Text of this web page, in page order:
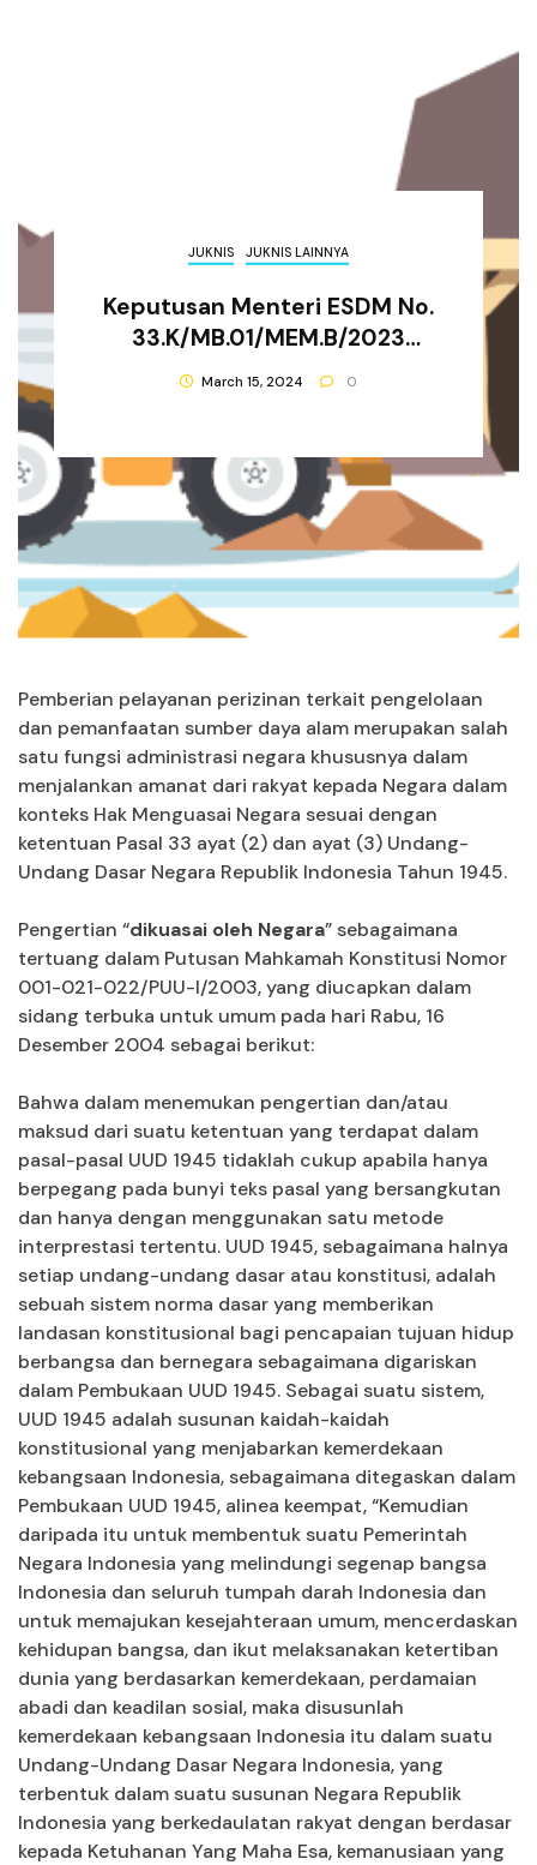
JUKNIS JUKNIS LAINNYA
Keputusan Menteri ESDM No.
33.K/MB.01/MEM.B/2023
Tentang Pelayanan Perizinan
Jenderal Mineral Dan
Batubara
March 15, 2024 0
Pemberian pelayanan perizinan terkait pengelolaan
dan pemanfaatan sumber daya alam merupakan salah
satu fungsi administrasi negara khususnya dalam
menjalankan amanat dari rakyat kepada Negara dalam
konteks Hak Menguasai Negara sesuai dengan
ketentuan Pasal 33 ayat (2) dan ayat (3) Undang-
Undang Dasar Negara Republik Indonesia Tahun 1945.
Pengertian “dikuasai oleh Negara” sebagaimana
tertuang dalam Putusan Mahkamah Konstitusi Nomor
001-021-022/PUU-I/2003, yang diucapkan dalam
sidang terbuka untuk umum pada hari Rabu, 16
Desember 2004 sebagai berikut:
Bahwa dalam menemukan pengertian dan/atau
maksud dari suatu ketentuan yang terdapat dalam
pasal-pasal UUD 1945 tidaklah cukup apabila hanya
berpegang pada bunyi teks pasal yang bersangkutan
dan hanya dengan menggunakan satu metode
interprestasi tertentu. UUD 1945, sebagaimana halnya
setiap undang-undang dasar atau konstitusi, adalah
sebuah sistem norma dasar yang memberikan
landasan konstitusional bagi pencapaian tujuan hidup
berbangsa dan bernegara sebagaimana digariskan
dalam Pembukaan UUD 1945. Sebagai suatu sistem,
UUD 1945 adalah susunan kaidah-kaidah
konstitusional yang menjabarkan kemerdekaan
kebangsaan Indonesia, sebagaimana ditegaskan dalam
Pembukaan UUD 1945, alinea keempat, “Kemudian
daripada itu untuk membentuk suatu Pemerintah
Negara Indonesia yang melindungi segenap bangsa
Indonesia dan seluruh tumpah darah Indonesia dan
untuk memajukan kesejahteraan umum, mencerdaskan
kehidupan bangsa, dan ikut melaksanakan ketertiban
dunia yang berdasarkan kemerdekaan, perdamaian
abadi dan keadilan sosial, maka disusunlah
kemerdekaan kebangsaan Indonesia itu dalam suatu
Undang-Undang Dasar Negara Indonesia, yang
terbentuk dalam suatu susunan Negara Republik
Indonesia yang berkedaulatan rakyat dengan berdasar
kepada Ketuhanan Yang Maha Esa, kemanusiaan yang